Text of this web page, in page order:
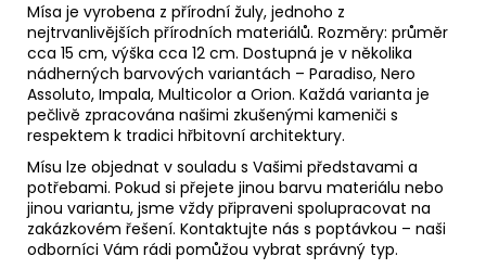
Mísa je vyrobena z přírodní žuly, jednoho z
nejtrvanlivějších přírodních materiálů. Rozměry: průměr
cca 15 cm, výška cca 12 cm. Dostupná je v několika
nádherných barvových variantách – Paradiso, Nero
Assoluto, Impala, Multicolor a Orion. Každá varianta je
pečlivě zpracována našimi zkušenými kameniči s
respektem k tradici hřbitovní architektury.
Mísu lze objednat v souladu s Vašimi představami a
potřebami. Pokud si přejete jinou barvu materiálu nebo
jinou variantu, jsme vždy připraveni spolupracovat na
zakázkovém řešení. Kontaktujte nás s poptávkou – naši
odborníci Vám rádi pomůžou vybrat správný typ.